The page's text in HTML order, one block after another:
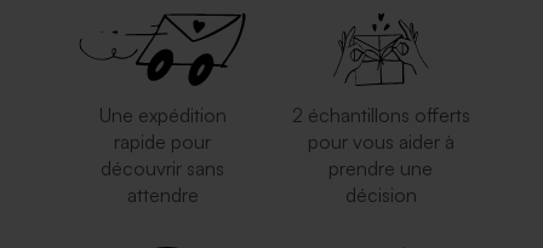
Une expédition
rapide pour
découvrir sans
attendre
2 échantillons offerts
pour vous aider à
prendre une
décision